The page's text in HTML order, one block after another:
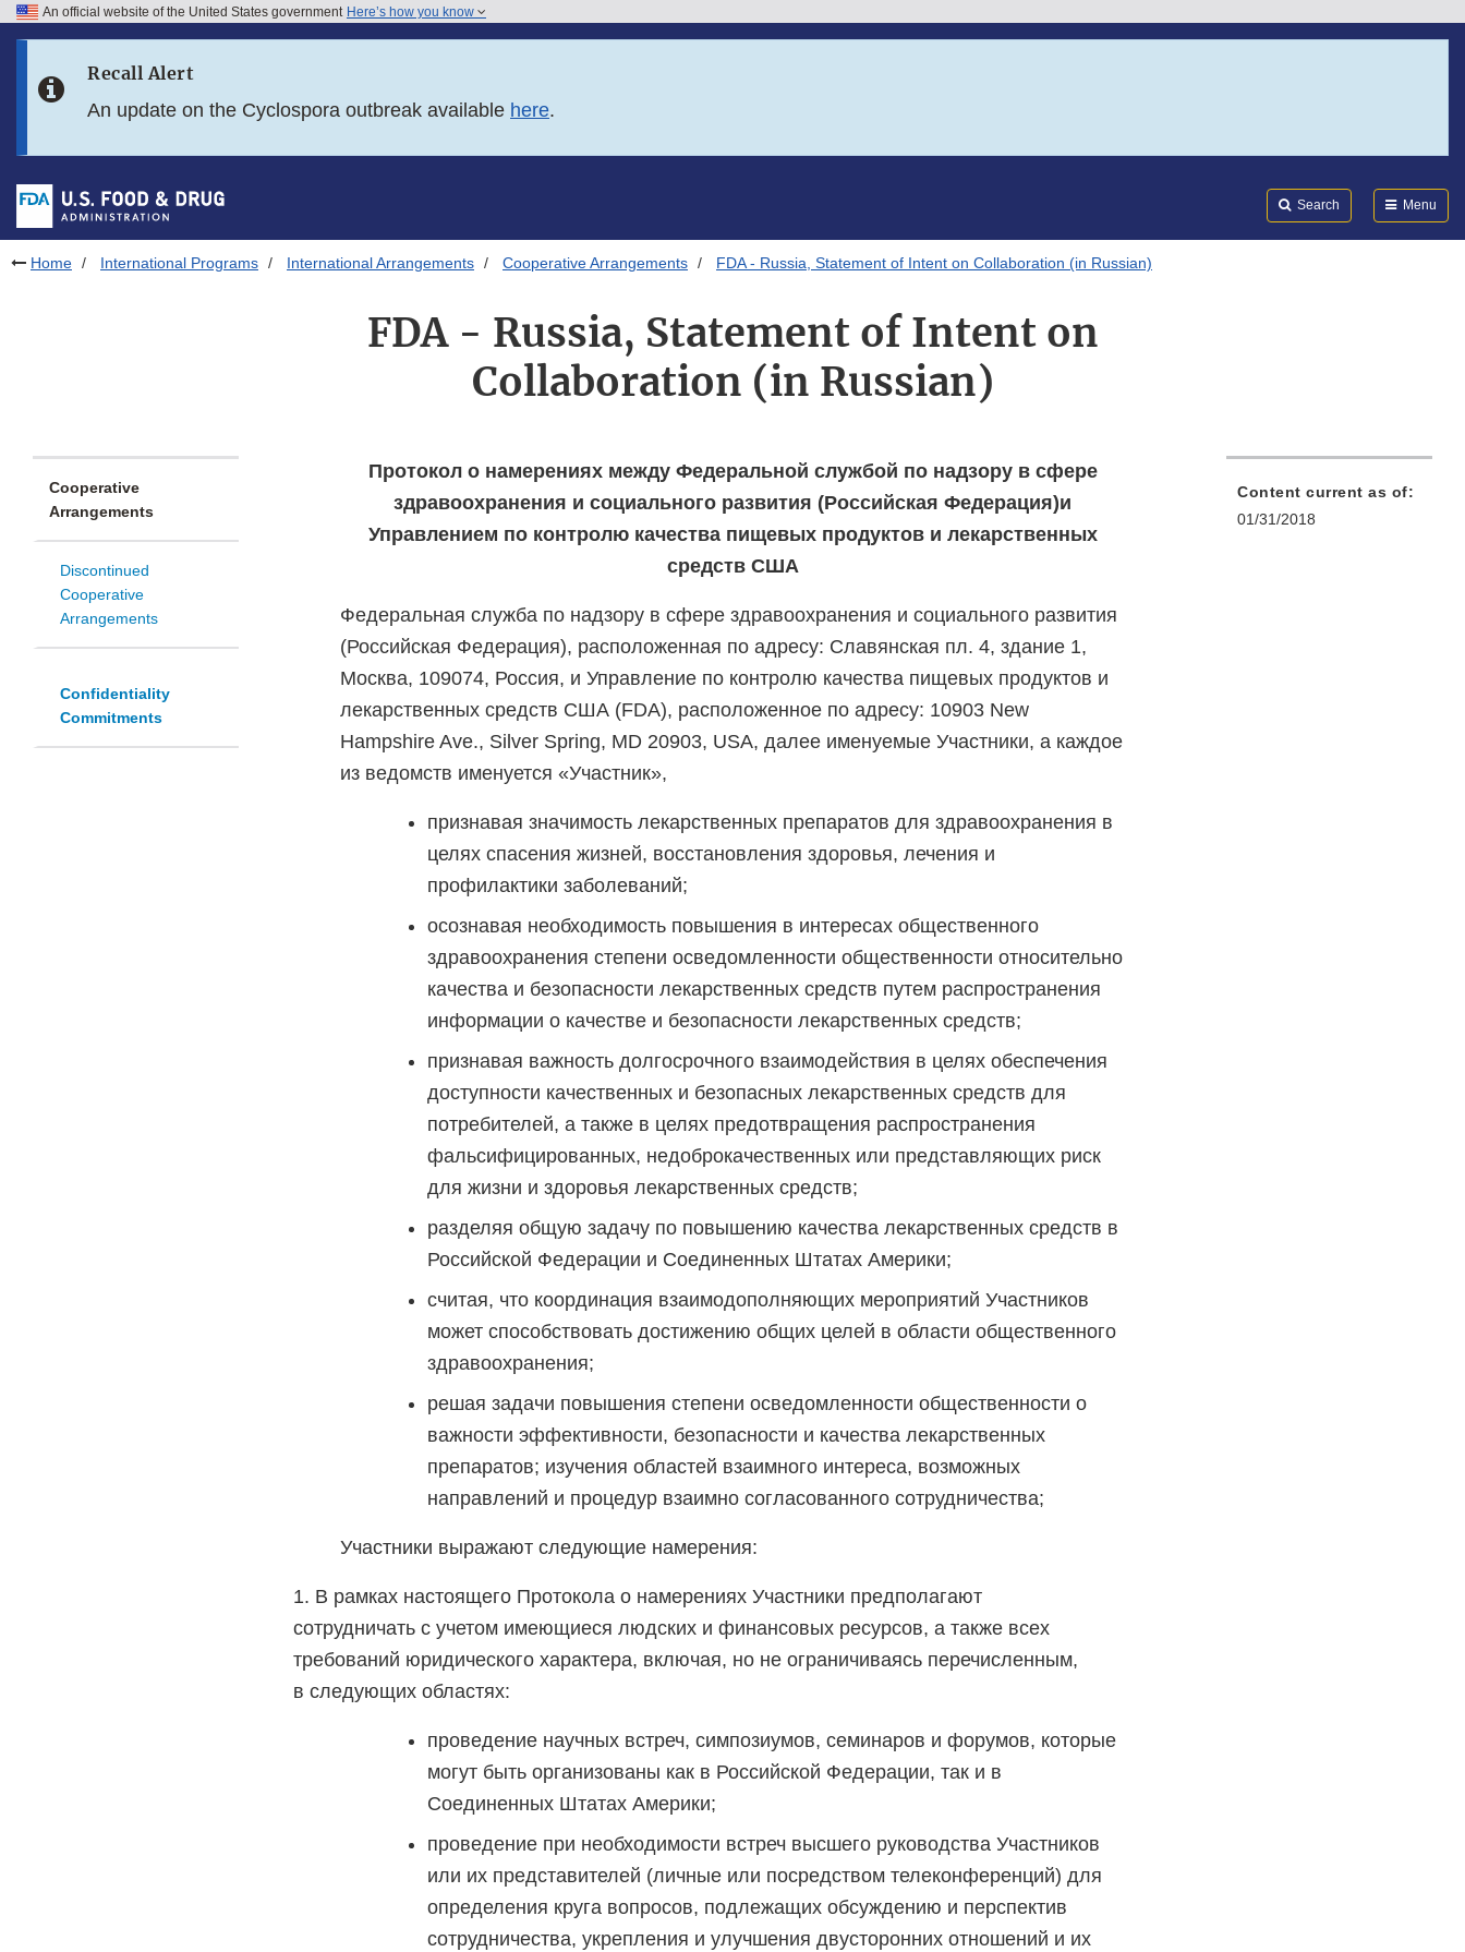
Skip to FDA Search
Skip to footer links
An official website of the United States government Here’s how you know
Recall Alert
An update on the Cyclospora outbreak available here.
Search Menu
Home International Programs International Arrangements Cooperative Arrangements FDA - Russia, Statement of Intent on Collaboration (in Russian)
FDA - Russia, Statement of Intent on
Collaboration (in Russian)
Cooperative
Arrangements
Discontinued
Cooperative
Arrangements
Confidentiality
Commitments
Протокол о намерениях между Федеральной службой по надзору в сфере
здравоохранения и социального развития (Российская Федерация)и
Управлением по контролю качества пищевых продуктов и лекарственных
средств США
Федеральная служба по надзору в сфере здравоохранения и социального развития
(Российская Федерация), расположенная по адресу: Славянская пл. 4, здание 1,
Москва, 109074, Россия, и Управление по контролю качества пищевых продуктов и
лекарственных средств США (FDA), расположенное по адресу: 10903 New
Hampshire Ave., Silver Spring, MD 20903, USA, далее именуемые Участники, а каждое
из ведомств именуется «Участник»,
признавая значимость лекарственных препаратов для здравоохранения в
целях спасения жизней, восстановления здоровья, лечения и
профилактики заболеваний;
осознавая необходимость повышения в интересах общественного
здравоохранения степени осведомленности общественности относительно
качества и безопасности лекарственных средств путем распространения
информации о качестве и безопасности лекарственных средств;
признавая важность долгосрочного взаимодействия в целях обеспечения
доступности качественных и безопасных лекарственных средств для
потребителей, а также в целях предотвращения распространения
фальсифицированных, недоброкачественных или представляющих риск
для жизни и здоровья лекарственных средств;
разделяя общую задачу по повышению качества лекарственных средств в
Российской Федерации и Соединенных Штатах Америки;
считая, что координация взаимодополняющих мероприятий Участников
может способствовать достижению общих целей в области общественного
здравоохранения;
решая задачи повышения степени осведомленности общественности о
важности эффективности, безопасности и качества лекарственных
препаратов; изучения областей взаимного интереса, возможных
направлений и процедур взаимно согласованного сотрудничества;
Участники выражают следующие намерения:
1. В рамках настоящего Протокола о намерениях Участники предполагают
сотрудничать с учетом имеющиеся людских и финансовых ресурсов, а также всех
требований юридического характера, включая, но не ограничиваясь перечисленным,
в следующих областях:
проведение научных встреч, симпозиумов, семинаров и форумов, которые
могут быть организованы как в Российской Федерации, так и в
Соединенных Штатах Америки;
проведение при необходимости встреч высшего руководства Участников
или их представителей (личные или посредством телеконференций) для
определения круга вопросов, подлежащих обсуждению и перспектив
сотрудничества, укрепления и улучшения двусторонних отношений и их
Content current as of:
01/31/2018